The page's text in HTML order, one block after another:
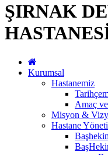
ŞIRNAK
Kurumsal
Hastanemiz
Amaç
Misyon &
Hastane